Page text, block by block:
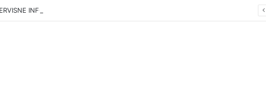
INFORMACIJE za četvrtak 6.8.2026. godine